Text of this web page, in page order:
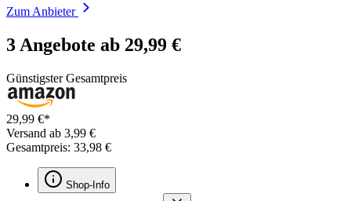
Zum Anbieter
3 Angebote ab 29,99 €
Günstigster Gesamtpreis
29,99 €*
Versand ab 3,99 €
Gesamtpreis: 33,98 €
Shop-Info